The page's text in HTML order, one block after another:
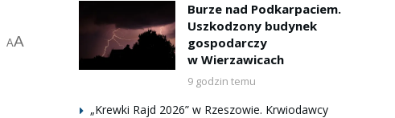
AA
Burze nad Podkarpaciem.
Uszkodzony budynek
gospodarczy
w Wierzawicach
9 godzin temu
„Krewki Rajd 2026” w Rzeszowie. Krwiodawcy